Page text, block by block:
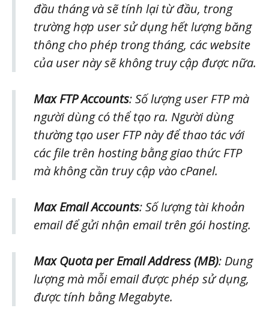
đầu tháng và sẽ tính lại từ đầu, trong
trường hợp user sử dụng hết lượng băng
thông cho phép trong tháng, các website
của user này sẽ không truy cập được nữa.
Max FTP Accounts: Số lượng user FTP mà
người dùng có thể tạo ra. Người dùng
thường tạo user FTP này để thao tác với
các file trên hosting bằng giao thức FTP
mà không cần truy cập vào cPanel.
Max Email Accounts: Số lượng tài khoản
email để gửi nhận email trên gói hosting.
Max Quota per Email Address (MB): Dung
lượng mà mỗi email được phép sử dụng,
được tính bằng Megabyte.